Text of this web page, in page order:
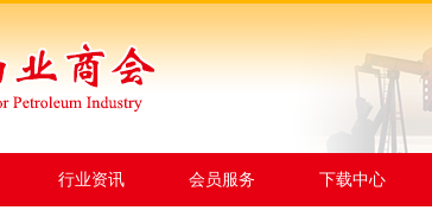
行业资讯 会员服务 下载中心